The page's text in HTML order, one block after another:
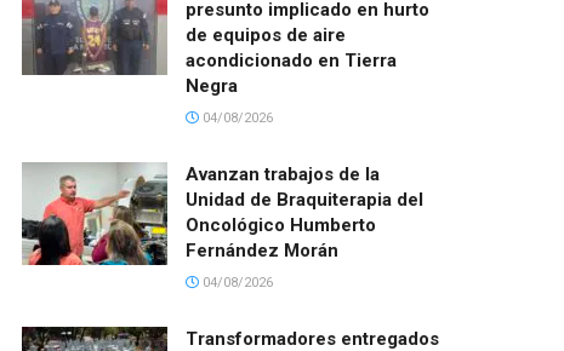
presunto implicado en hurto
de equipos de aire
acondicionado en Tierra
Negra
04/08/2026
Avanzan trabajos de la
Unidad de Braquiterapia del
Oncológico Humberto
Fernández Morán
04/08/2026
Transformadores entregados